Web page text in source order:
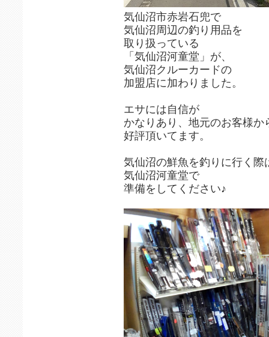
気仙沼市赤岩石兜で
気仙沼周辺の釣り用品を
取り扱っている
「気仙沼河童堂」が、
気仙沼クルーカードの
加盟店に加わりました。
エサには自信が
かなりあり、地元のお客様か
好評頂いてます。
気仙沼の鮮魚を釣りに行く際
気仙沼河童堂で
準備をしてください♪